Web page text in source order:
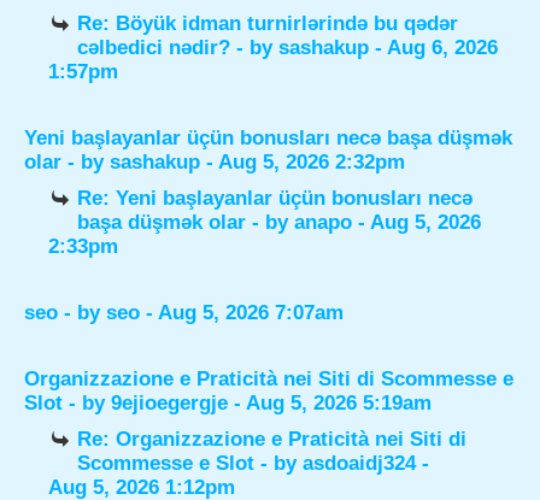
Re: Böyük idman turnirlərində bu qədər
cəlbedici nədir? - bysashakup - Aug 6, 2026
1:57pm
Yeni başlayanlar üçün bonusları necə başa düşmək
olar - by sashakup - Aug 5, 2026 2:32pm
Re: Yeni başlayanlar üçün bonusları necə
başa düşmək olar - byanapo - Aug 5, 2026
2:33pm
seo - by seo - Aug 5, 2026 7:07am
Organizzazione e Praticità nei Siti di Scommesse e
Slot - by 9ejioegergje - Aug 5, 2026 5:19am
Re: Organizzazione e Praticità nei Siti di
Scommesse e Slot - byasdoaidj324-
Aug 5, 2026 1:12pm